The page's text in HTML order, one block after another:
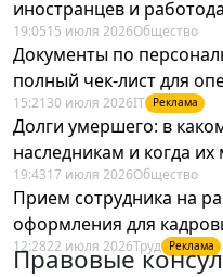
иностранцев и
19:0515 июля 2026Общество
Документы по
полный чек-лист для
15:21 30 июля 2026IT Реклама
Долги умершего: в
наследникам и когда
19:4317 июля 2026Общество
Прием сотрудника на
оформления для
12:2822 июля 2026Труд Реклама
Правовые